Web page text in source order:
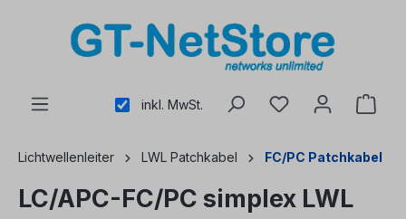
inkl. MwSt.
Lichtwellenleiter LWL Patchkabel FC/PC Patchkabel
LC/APC-FC/PC simplex LWL